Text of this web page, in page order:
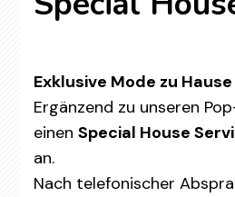
Exklusive Mode zu
Ergänzend zu unseren
einenSpecial House
an.
Nach telefonischer